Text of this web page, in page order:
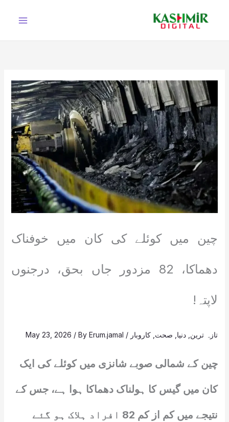
چین میں کوئلے کی کان میں خوفناک
دھماکا، 82 مزدور جاں بحق، درجنوں
لاپتہ!
تازہ ترین دنیا صحت کاروبار /
May 23, 2026 / ByErum.jamal
چین کے شمالی صوبے شانزی میں کوئلے کی ایک
کان میں گیس کا ہولناک دھماکا ہوا ہے، جس کے
نتیجے میں کم از کم 82 افراد ہلاک ہو گئے